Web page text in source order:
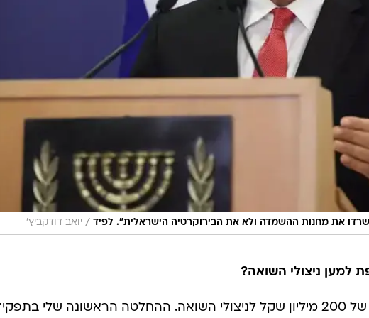
את מחנות ההשמדה ולא את הבירוקרטיה הישראלית". לפיד / יואב דודקביץ'
למען ניצולי השואה?
"העברנו עד כה סכום כולל של 200 מיליון שקל לניצולי השואה. ההחלטה הראשונה שלי